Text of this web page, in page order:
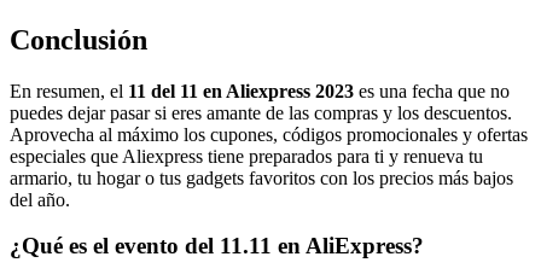
Conclusión
En resumen, el 11 del 11 en Aliexpress 2023 es una fecha que no
puedes dejar pasar si eres amante de las compras y los descuentos.
Aprovecha al máximo los cupones, códigos promocionales y ofertas
especiales que Aliexpress tiene preparados para ti y renueva tu
armario, tu hogar o tus gadgets favoritos con los precios más bajos
del año.
¿Qué es el evento del 11.11 en AliExpress?